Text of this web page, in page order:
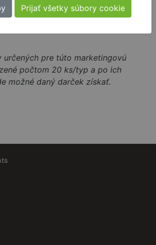
príborov 12 ks (12.8023.9990)
určených pre túto marketingovú
počtom 20 ks/typ a po ich
možné daný darček získať.
Prijať všetky súbory cookie